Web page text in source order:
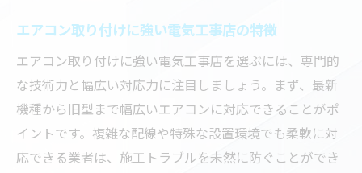
エアコン取り付けに強い電気工事店の特徴
エアコン取り付けに強い電気工事店を選ぶには、専門的
な技術力と幅広い対応力に注目しましょう。まず、最新
機種から旧型まで幅広いエアコンに対応できることがポ
イントです。複雑な配線や特殊な設置環境でも柔軟に対
応できる業者は、施工トラブルを未然に防ぐことができ